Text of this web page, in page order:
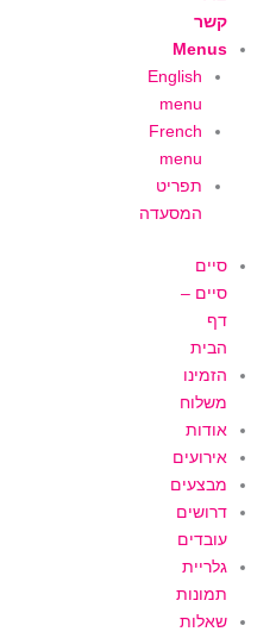
קשר
Menus
English
menu
French
menu
תפריט
המסעדה
סיים
סיים –
דף
הבית
הזמינו
משלוח
אודות
אירועים
מבצעים
דרושים
עובדים
גלריית
תמונות
שאלות